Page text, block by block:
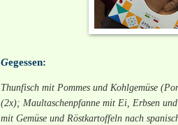
Gegessen:
Thunfisch mit Pommes und Kohlgemüse
(2x); Maultaschenpfanne mit Ei, Erbsen
mit Gemüse und Röstkartoffeln nach